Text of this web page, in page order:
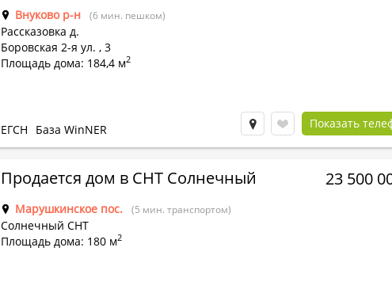
Внуково р-н (6 мин. пешком)
Рассказовка д.
Боровская 2-я ул. , 3
Площадь дома: 184,4 м2
ЕГСН База WinNER Показать
Продается дом в СНТ Солнечный
Марушкинское пос. (5 мин. транспортом)
Солнечный СНТ
Площадь дома: 180 м2
23 500